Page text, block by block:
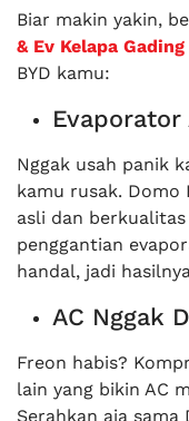
Biar makin yakin,
& Ev Kelapa Gading
BYD kamu:
Evaporator
Nggak usah panik
kamu rusak. Domo
asli dan
penggantian
handal, jadi
AC Nggak
Freon habis?
lain yang bikin AC
Serahkan aja sama